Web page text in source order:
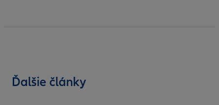
Ďalšie články